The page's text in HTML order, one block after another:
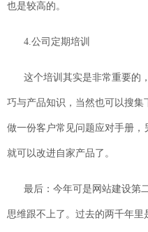
也是较高的。
4.公司定期培训
这个培训其实是非常重要的
巧与产品知识，当然也可以搜集
做一份客户常见问题应对手册
就可以改进自家产品了。
最后：今年可是网站建设第
思维跟不上了。过去的两千年